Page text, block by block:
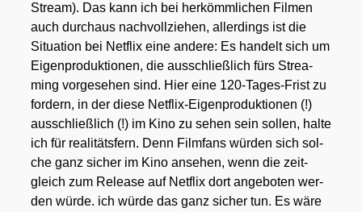
Stream). Das kann ich bei her­kömm­li­chen Fil­men
auch durch­aus nach­voll­zie­hen, aller­dings ist die
Situa­ti­on bei Net­flix eine ande­re: Es han­delt sich um
Eigen­pro­duk­tio­nen, die aus­schließ­lich fürs Strea­
ming vor­ge­se­hen sind. Hier eine 120-Tages-Frist zu
for­dern, in der die­se Net­flix-Eigen­pro­duk­tio­nen (!)
aus­schließ­lich (!) im Kino zu sehen sein sol­len, hal­te
ich für rea­li­täts­fern. Denn Film­fans wür­den sich sol­
che ganz sicher im Kino anse­hen, wenn die zeit­
gleich zum Release auf Net­flix dort ange­bo­ten wer­
den wür­de. ich wür­de das ganz sicher tun. Es wäre